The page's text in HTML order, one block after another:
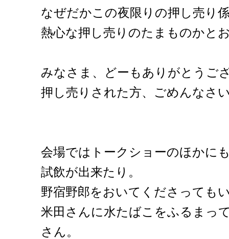
なぜだかこの夜限りの押し売り
熱心な押し売りのたまものかと
みなさま、どーもありがとうご
押し売りされた方、ごめんなさ
会場ではトークショーのほかに
試飲が出来たり。
野宿野郎をおいてくださっても
米田さんに水たばこをふるまっ
さん。